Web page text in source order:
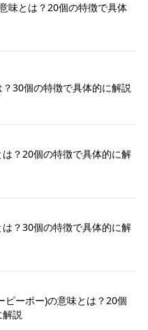
味とは？20個の特徴で具体
30個の特徴で具体的に解説
？20個の特徴で具体的に解
？30個の特徴で具体的に解
ピーポー)の意味とは？20個
解説